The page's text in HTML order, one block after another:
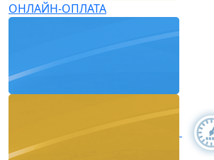
ОНЛАЙН-ОПЛАТА